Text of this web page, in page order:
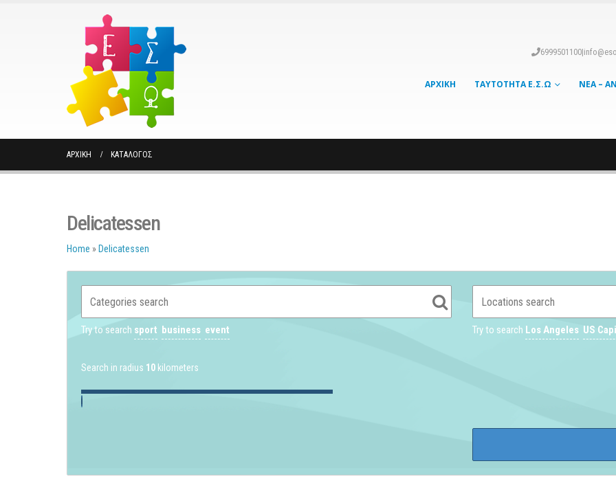
6999501100|
ΑΡΧΙΚΉ ΤΑΥΤΌΤΗΤΑ Ε.Σ.Ω ΝΈΑ –
ΑΡΧΙΚΉ ΚΑΤΆΛΟΓΟΣ
Delicatessen
Home » Delicatessen
Try to search sport business event Try to search Los Angeles US
Search in radius 10 kilometers